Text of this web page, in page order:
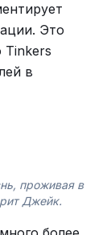
что
всех
была
Это
Tinkers
в
проживая в
Джейк.